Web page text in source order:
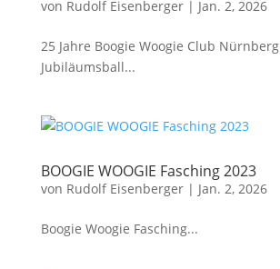
von Rudolf Eisenberger| Jan. 2, 2026
25 Jahre Boogie Woogie Club Nürnberg
Jubiläumsball...
BOOGIE WOOGIE Fasching 2023
von Rudolf Eisenberger| Jan. 2, 2026
Boogie Woogie Fasching...